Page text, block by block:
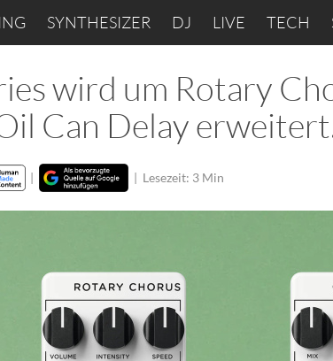
SYNTHESIZER DJ LIVE TECH
wird um Rotary
Can Delay
| | Lesezeit: 3 Min